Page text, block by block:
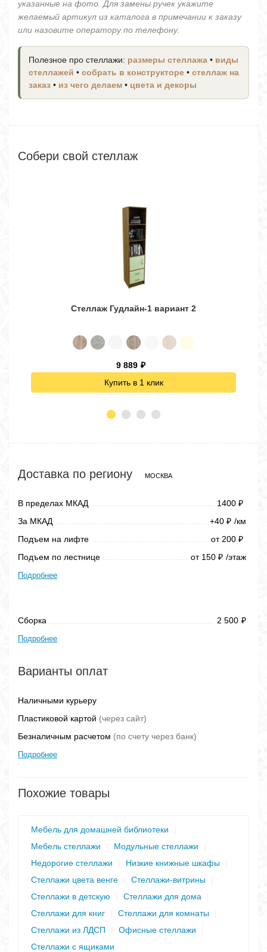
указанные на фото. Для замены ручек укажите
желаемый артикул из каталога в примечании к заказу
или назовите оператору по телефону.
Полезное про стеллажи: размеры стеллажа • виды
стеллажей • собрать в конструкторе • стеллаж на
заказ • из чего делаем • цвета и декоры
Собери свой стеллаж
Стеллаж Гудлайн-1 вариант 2
9 889 ₽
Купить в 1 клик
Доставка по региону МОСКВА
В пределах МКАД 1400 ₽
За МКАД +40 ₽ /км
Подъем на лифте
от 200 ₽
Подъем по лестнице от 150 ₽ /этаж
Подробнее
Сборка 2 500 ₽
Подробнее
Варианты оплат
Наличными курьеру
Пластиковой картой (через сайт)
Безналичным расчетом (по счету через банк)
Подробнее
Похожие товары
Мебель для домашней библиотеки
Мебель стеллажи
Модульные стеллажи
Недорогие стеллажи
Низкие книжные шкафы
Стеллажи цвета венге
Стеллажи-витрины
Стеллажи в детскую
Стеллажи для дома
Стеллажи для книг
Стеллажи для комнаты
Стеллажи из ЛДСП
Офисные стеллажи
Стеллажи с ящиками